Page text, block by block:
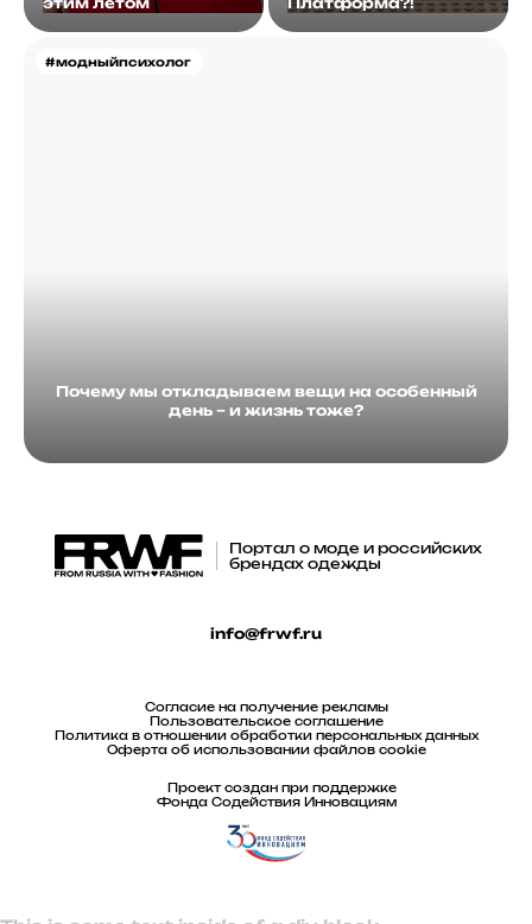
#модныйпсихолог
Почему мы откладываем вещи на особенный
день – и жизнь тоже?
Портал о моде и российских
брендах одежды
info@frwf.ru
Согласие на получение рекламы
Пользовательское соглашение
Политика в отношении обработки персональных данных
Оферта об использовании файлов cookie
Проект создан при поддержке
Фонда Содействия Инновациям